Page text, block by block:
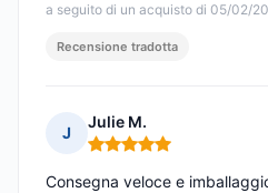
a seguito di un acquisto di 05/02/
Recensione tradotta
J
Julie M.
Nota: 5 su 5
Consegna veloce e